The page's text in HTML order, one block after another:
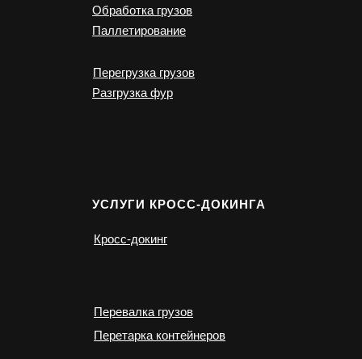
Перегрузка грузов
Разгрузка фур
УСЛУГИ КРОСС-ДОКИНГА
Паллетирование
Обработка грузов
Кросс-докинг
Перевалка грузов
Перетарка контейнеров